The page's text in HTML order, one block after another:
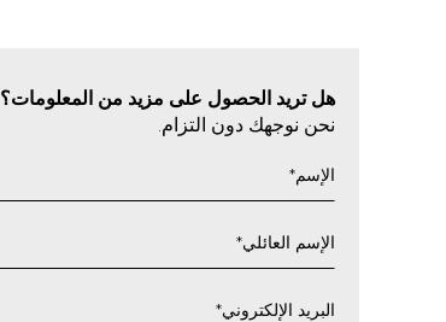
هل تريد الحصول على مزيد من المعلومات؟
نحن نوجهك دون التزام.
الإسم*
الإسم العائلي*
البريد الإلكتروني*